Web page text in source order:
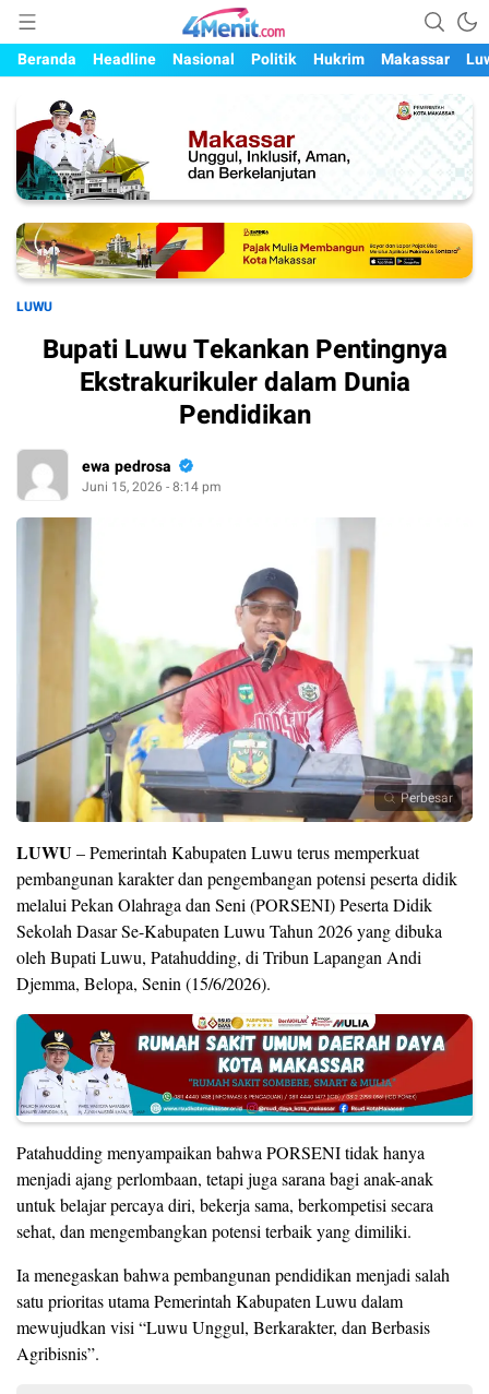
4menit.com
Mengungkap Kisah, Setiap Hari
Beranda
Headline Nasional Politik Hukrim Makassar
LUWU
Bupati Luwu Tekankan Pentingnya
Ekstrakurikuler dalam Dunia
Pendidikan
ewa pedrosa
Juni 15, 2026 - 8:14 pm
Perbesar
LUWU– Pemerintah Kabupaten Luwu terus memperkuat
pembangunan karakter dan pengembangan potensi peserta didik
melalui Pekan Olahraga dan Seni (PORSENI) Peserta Didik
Sekolah Dasar Se-Kabupaten Luwu Tahun 2026 yang dibuka
oleh Bupati Luwu, Patahudding, di Tribun Lapangan Andi
Djemma, Belopa, Senin (15/6/2026).
Patahudding menyampaikan bahwa PORSENI tidak hanya
menjadi ajang perlombaan, tetapi juga sarana bagi anak-anak
untuk belajar percaya diri, bekerja sama, berkompetisi secara
sehat, dan mengembangkan potensi terbaik yang dimiliki.
Ia menegaskan bahwa pembangunan pendidikan menjadi salah
satu prioritas utama Pemerintah Kabupaten Luwu dalam
mewujudkan visi “Luwu Unggul, Berkarakter, dan Berbasis
Agribisnis”.